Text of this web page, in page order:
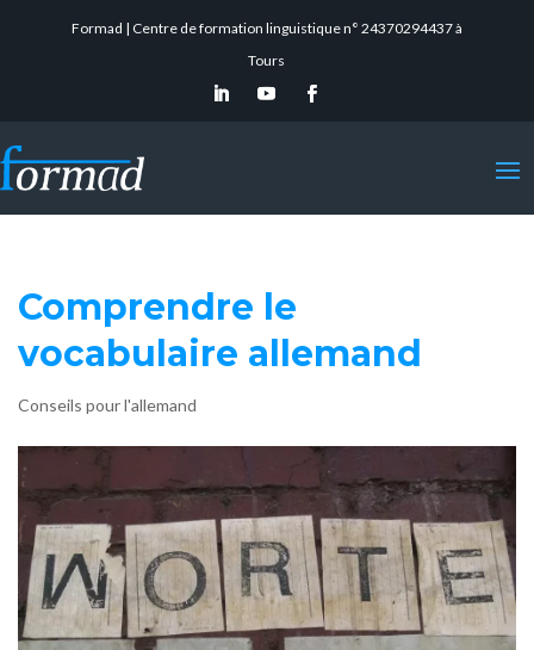
Formad | Centre de formation linguistique n° 24370294437 à
Tours
Comprendre le
vocabulaire allemand
Conseils pour l'allemand